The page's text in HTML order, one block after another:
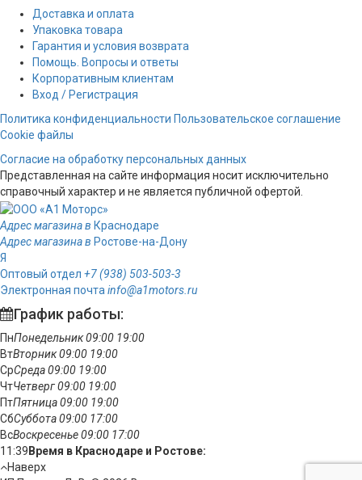
Доставка и оплата
Упаковка товара
Гарантия и условия возврата
Помощь. Вопросы и ответы
Корпоративным клиентам
Вход / Регистрация
Политика конфиденциальности Пользовательское соглашение
Cookie файлы
Согласие на обработку персональных данных
Представленная на сайте информация носит исключительно
справочный характер и не является публичной офертой.
Адрес магазина в Краснодаре
Адрес магазина в Ростове-на-Дону
Я
Оптовый отдел +7 (938) 503-503-3
Электронная почта info@a1motors.ru
График работы:
ПнПонедельник09:00 19:00
ВтВторник09:00 19:00
СрСреда09:00 19:00
ЧтЧетверг09:00 19:00
ПтПятница09:00 19:00
СбСуббота09:00 17:00
ВсВоскресенье09:00 17:00
11:39 Время в Краснодаре и Ростове:
Наверх